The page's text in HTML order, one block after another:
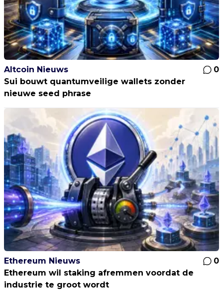
Altcoin Nieuws
0
Sui bouwt quantumveilige wallets zonder
nieuwe seed phrase
Ethereum Nieuws
0
Ethereum wil staking afremmen voordat de
industrie te groot wordt